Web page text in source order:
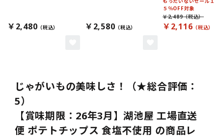
￥2,480 ￥2,580
５％OFF対象
￥2,116
￥2,489
じゃがいもの美味しさ！（★総合評価：
5）
【賞味期限：26年3月】湖池屋 工場直送
便 ポテトチップス 食塩不使用 の商品レ